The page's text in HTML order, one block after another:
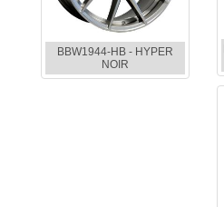
BBW1944-HB - HYPER
NOIR